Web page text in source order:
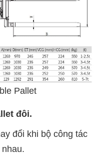
Pallet
đôi.
đổi khi bộ công tác